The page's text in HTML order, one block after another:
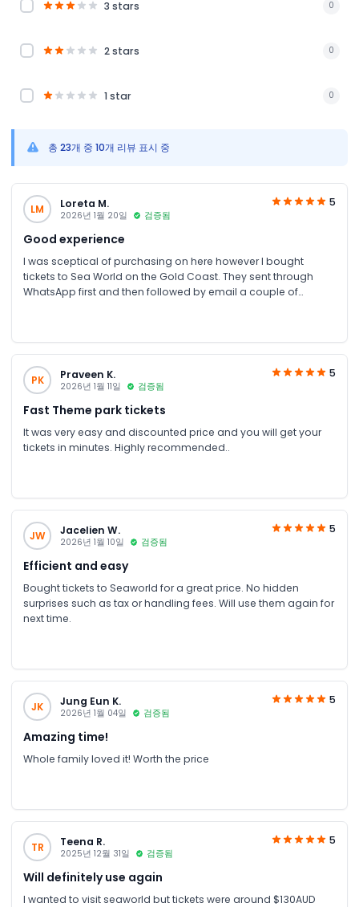
3 stars 0
2 stars 0
1 star 0
총 23개 중 10개 리뷰 표시 중
LM Loreta M.
2026년 1월 20일 검증됨
5
Good experience
I was sceptical of purchasing on here however I bought
tickets to Sea World on the Gold Coast. They sent through
WhatsApp first and then followed by email a couple of
PK Praveen K.
2026년 1월 11일 검증됨
5
Fast Theme park tickets
It was very easy and discounted price and you will get your
tickets in minutes. Highly recommended..
JW Jacelien W.
2026년 1월 10일 검증됨
5
Efficient and easy
Bought tickets to Seaworld for a great price. No hidden
surprises such as tax or handling fees. Will use them again for
next time.
JK Jung Eun K.
2026년 1월 04일 검증됨
5
Amazing time!
Whole family loved it! Worth the price
TR Teena R.
2025년 12월 31일 검증됨
5
Will definitely use again
I wanted to visit seaworld but tickets were around $130AUD